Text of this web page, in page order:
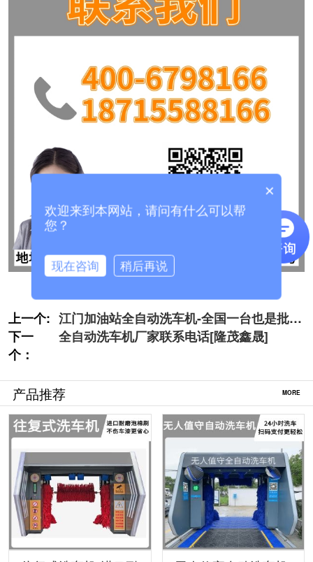
上一个: 江门加油站全自动洗车机-全国一台也是批发
价[隆茂鑫晟]
下一
个：
全自动洗车机厂家联系电话[隆茂鑫晟]
产品推荐 MORE
×
欢迎来到本网站，请问有什么可以帮
您？
现在咨询 稍后再说